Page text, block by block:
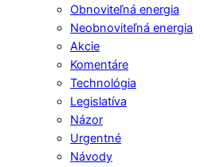
Obnoviteľná energia
Neobnoviteľná energia
Akcie
Komentáre
Technológia
Legislatíva
Názor
Urgentné
Návody